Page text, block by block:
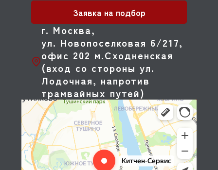
г. Москва,
ул. Новопоселковая 6/217,
офис 202 м.Сходненская
(вход со стороны ул.
Лодочная, напротив
трамвайных путей)
Заявка на подбор